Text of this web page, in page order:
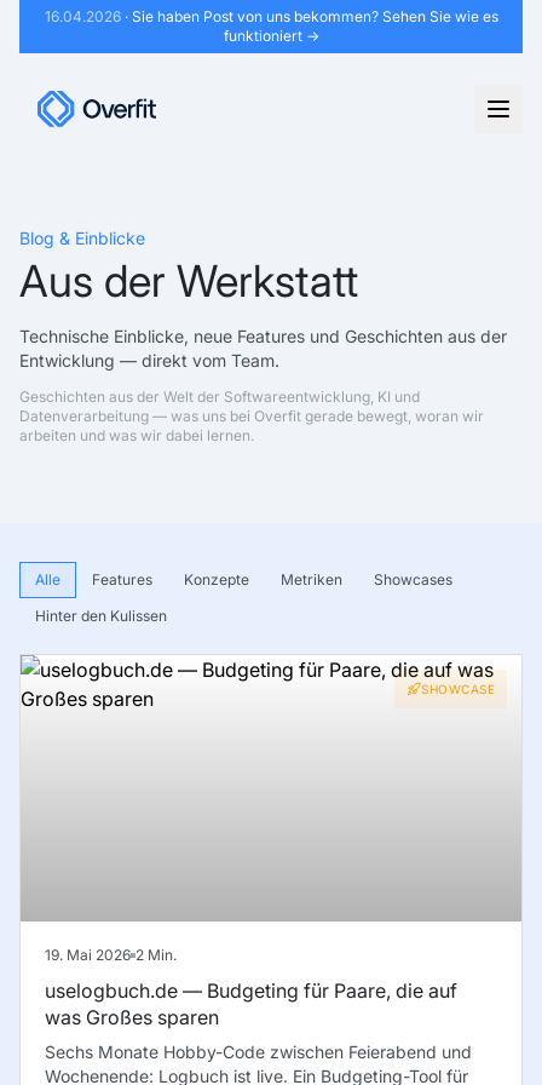
16.04.2026· Sie haben Post von uns bekommen? Sehen Sie wie es
funktioniert →
Blog & Einblicke
Aus der Werkstatt
Technische Einblicke, neue Features und Geschichten aus der
Entwicklung — direkt vom Team.
Geschichten aus der Welt der Softwareentwicklung, KI und
Datenverarbeitung — was uns bei Overfit gerade bewegt, woran wir
arbeiten und was wir dabei lernen.
Alle Features Konzepte Metriken
Showcases
Hinter den Kulissen
SHOWCASE
19. Mai 2026 2 Min.
uselogbuch.de — Budgeting für Paare, die auf
was Großes sparen
Sechs Monate Hobby-Code zwischen Feierabend und
Wochenende: Logbuch ist live. Ein Budgeting-Tool für